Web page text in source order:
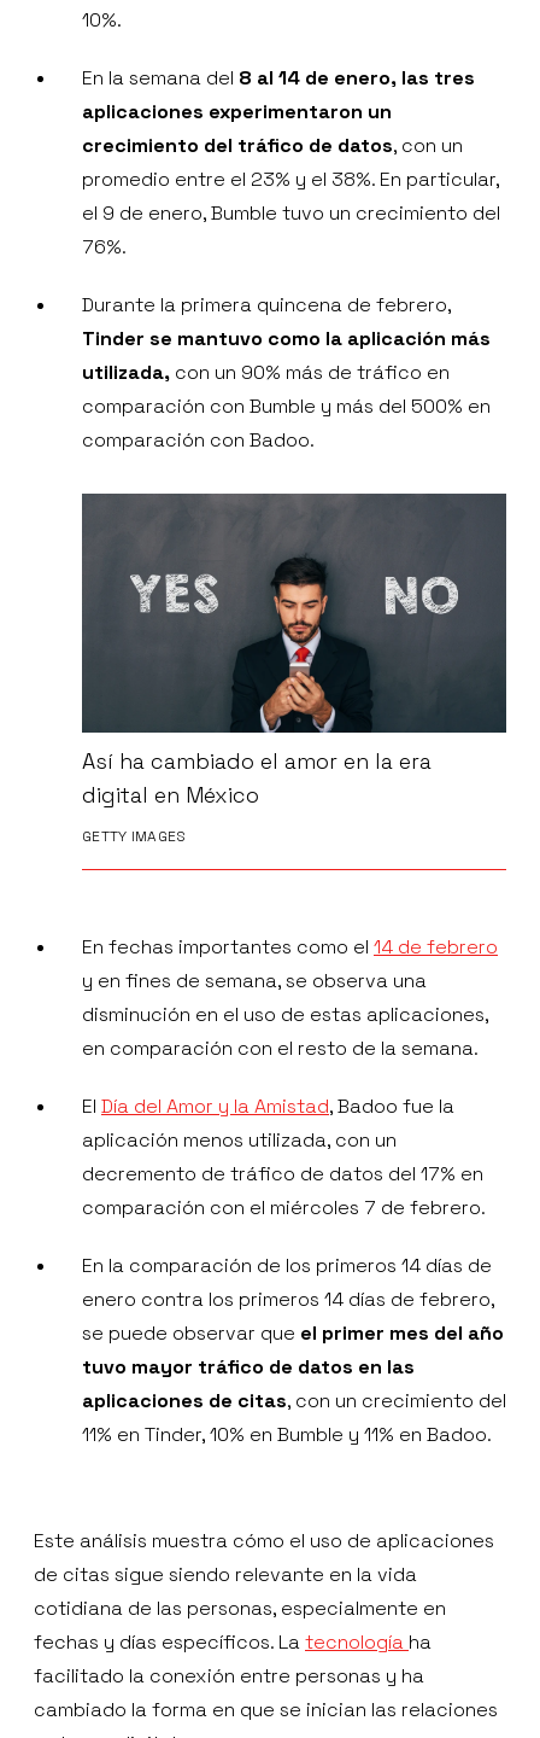
10%.
En la semana del 8 al 14 de enero, las tres
aplicaciones experimentaron un
crecimiento del tráfico de datos, con un
promedio entre el 23% y el 38%. En particular,
el 9 de enero, Bumble tuvo un crecimiento del
76%.
Durante la primera quincena de febrero,
Tinder se mantuvo como la aplicación más
utilizada, con un 90% más de tráfico en
comparación con Bumble y más del 500% en
comparación con Badoo.
Así ha cambiado el amor en la era
digital en México
GETTY IMAGES
En fechas importantes como el 14 de febrero
y en fines de semana, se observa una
disminución en el uso de estas aplicaciones,
en comparación con el resto de la semana.
El Día del Amor y la Amistad, Badoo fue la
aplicación menos utilizada, con un
decremento de tráfico de datos del 17% en
comparación con el miércoles 7 de febrero.
En la comparación de los primeros 14 días de
enero contra los primeros 14 días de febrero,
se puede observar que el primer mes del año
tuvo mayor tráfico de datos en las
aplicaciones de citas, con un crecimiento del
11% en Tinder, 10% en Bumble y 11% en Badoo.
Este análisis muestra cómo el uso de aplicaciones
de citas sigue siendo relevante en la vida
cotidiana de las personas, especialmente en
fechas y días específicos. Latecnología ha
facilitado la conexión entre personas y ha
cambiado la forma en que se inician las relaciones